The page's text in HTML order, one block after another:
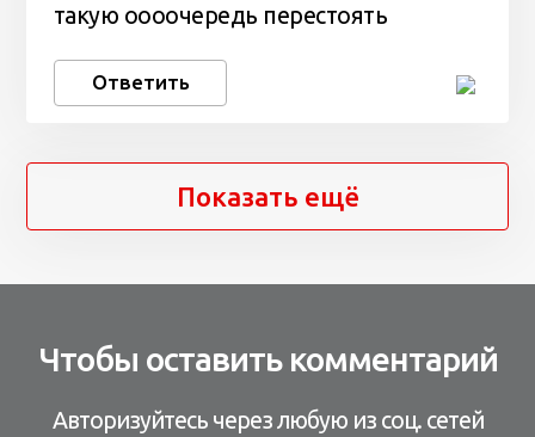
такую оооочередь перестоять
Ответить
Показать ещё
Чтобы оставить комментарий
Авторизуйтесь через любую из соц. сетей